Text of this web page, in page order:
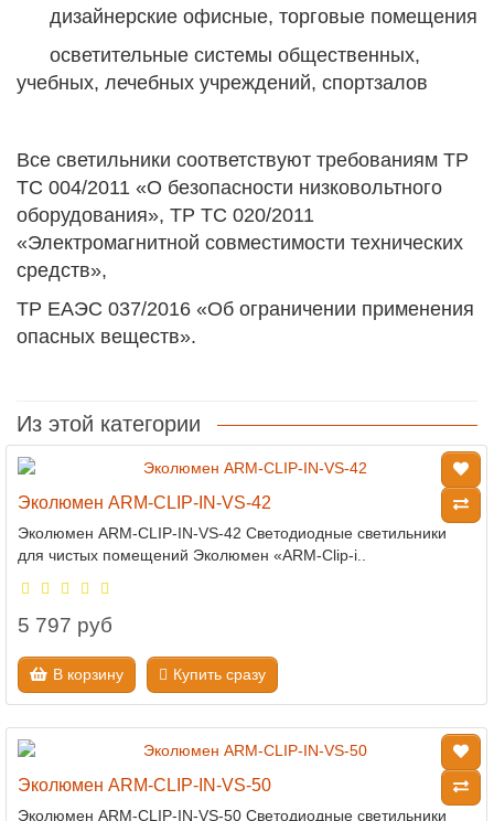
дизайнерские офисные, торговые помещения
осветительные системы общественных,
учебных, лечебных учреждений, спортзалов
Все светильники соответствуют требованиям ТР
ТС 004/2011 «О безопасности низковольтного
оборудования», ТР ТС 020/2011
«Электромагнитной совместимости технических
средств»,
ТР ЕАЭС 037/2016 «Об ограничении применения
опасных веществ».
Из этой категории
Эколюмен ARM-CLIP-IN-VS-42
Эколюмен ARM-CLIP-IN-VS-42 Светодиодные светильники
для чистых помещений Эколюмен «ARM-Clip-i..
5 797 руб
В корзину Купить сразу
Эколюмен ARM-CLIP-IN-VS-50
Эколюмен ARM-CLIP-IN-VS-50 Светодиодные светильники